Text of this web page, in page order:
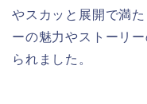
やスカッと展開で満
ーの魅力やストーリ
られました。